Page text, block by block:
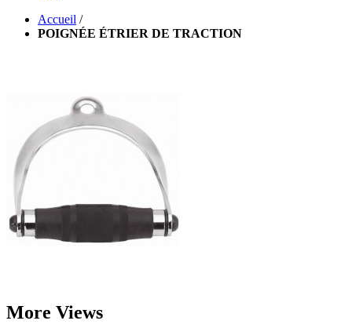
Accueil /
POIGNÉE ÉTRIER DE TRACTION
More Views